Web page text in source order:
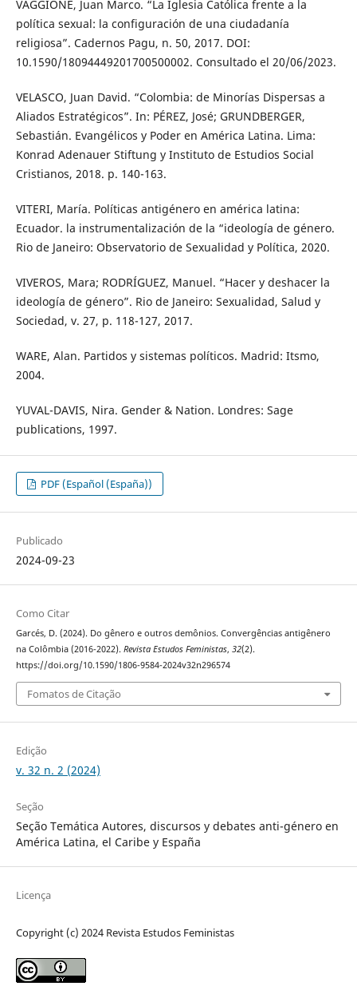
VAGGIONE, Juan Marco. “La Iglesia Católica frente a la
política sexual: la configuración de una ciudadanía
religiosa”. Cadernos Pagu, n. 50, 2017. DOI:
10.1590/18094449201700500002. Consultado el 20/06/2023.
VELASCO, Juan David. “Colombia: de Minorías Dispersas a
Aliados Estratégicos”. In: PÉREZ, José; GRUNDBERGER,
Sebastián. Evangélicos y Poder en América Latina. Lima:
Konrad Adenauer Stiftung y Instituto de Estudios Social
Cristianos, 2018. p. 140-163.
VITERI, María. Políticas antigénero en américa latina:
Ecuador. la instrumentalización de la “ideología de género.
Rio de Janeiro: Observatorio de Sexualidad y Política, 2020.
VIVEROS, Mara; RODRÍGUEZ, Manuel. “Hacer y deshacer la
ideología de género”. Rio de Janeiro: Sexualidad, Salud y
Sociedad, v. 27, p. 118-127, 2017.
WARE, Alan. Partidos y sistemas políticos. Madrid: Itsmo,
2004.
YUVAL-DAVIS, Nira. Gender & Nation. Londres: Sage
publications, 1997.
PDF (Español (España))
Publicado
2024-09-23
Como Citar
Garcés, D. (2024). Do gênero e outros demônios. Convergências antigênero
na Colômbia (2016-2022). Revista Estudos Feministas, 32(2).
https://doi.org/10.1590/1806-9584-2024v32n296574
Fomatos de Citação
Edição
v. 32 n. 2 (2024)
Seção
Seção Temática Autores, discursos y debates anti-género en
América Latina, el Caribe y España
Licença
Copyright (c) 2024 Revista Estudos Feministas